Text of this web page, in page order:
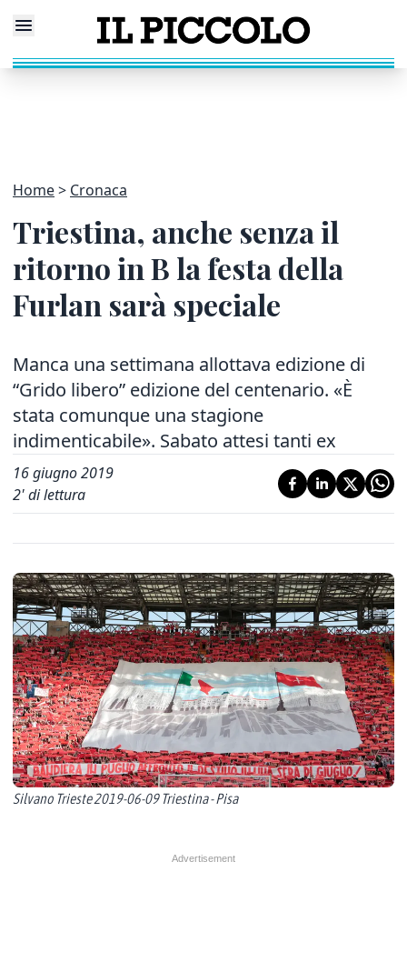
Home Cronaca
Triestina, anche senza il
ritorno in B la festa della
Furlan sarà speciale
Manca una settimana allottava edizione di
“Grido libero” edizione del centenario. «È
stata comunque una stagione
indimenticabile». Sabato attesi tanti ex
16 giugno 2019
2' di lettura
Silvano Trieste 2019-06-09 Triestina - Pisa